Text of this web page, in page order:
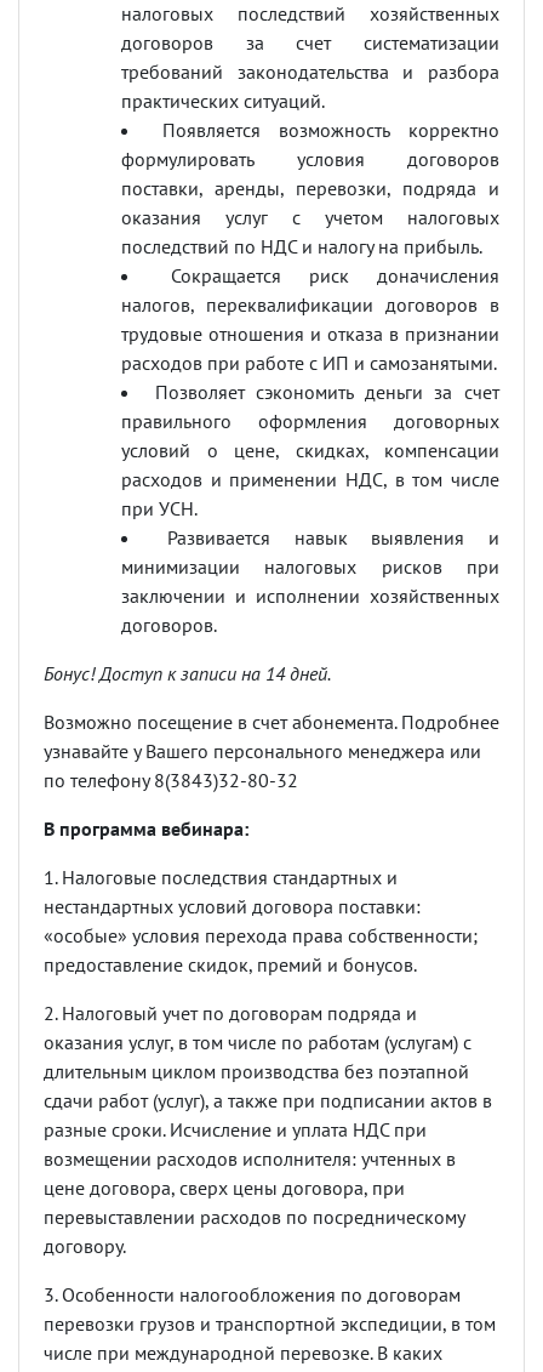
налоговых последствий хозяйственных
договоров за счет систематизации
требований законодательства и разбора
практических ситуаций.
Появляется возможность корректно
формулировать условия договоров
поставки, аренды, перевозки, подряда и
оказания услуг с учетом налоговых
последствий по НДС и налогу на прибыль.
Сокращается риск доначисления
налогов, переквалификации договоров в
трудовые отношения и отказа в признании
расходов при работе с ИП и самозанятыми.
Позволяет сэкономить деньги за счет
правильного оформления договорных
условий о цене, скидках, компенсации
расходов и применении НДС, в том числе
при УСН.
Развивается навык выявления и
минимизации налоговых рисков при
заключении и исполнении хозяйственных
договоров.
Бонус! Доступ к записи на 14 дней.
Возможно посещение в счет абонемента. Подробнее
узнавайте у Вашего персонального менеджера или
по телефону 8(3843)32-80-32
В программа вебинара:
1. Налоговые последствия стандартных и
нестандартных условий договора поставки:
«особые» условия перехода права собственности;
предоставление скидок, премий и бонусов.
2. Налоговый учет по договорам подряда и
оказания услуг, в том числе по работам (услугам) с
длительным циклом производства без поэтапной
сдачи работ (услуг), а также при подписании актов в
разные сроки. Исчисление и уплата НДС при
возмещении расходов исполнителя: учтенных в
цене договора, сверх цены договора, при
перевыставлении расходов по посредническому
договору.
3. Особенности налогообложения по договорам
перевозки грузов и транспортной экспедиции, в том
числе при международной перевозке. В каких